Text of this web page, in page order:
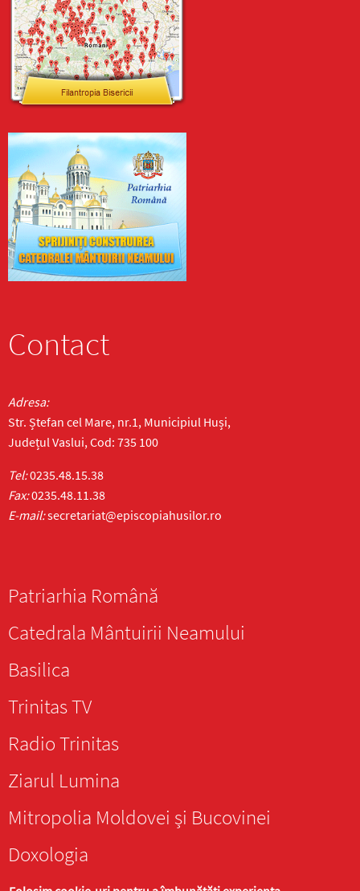
Contact
Adresa:
Str. Ștefan cel Mare, nr.1, Municipiul Huși,
Județul Vaslui, Cod: 735 100
Tel:0235.48.15.38
Fax:0235.48.11.38
E-mail:secretariat@episcopiahusilor.ro
Patriarhia Română
Catedrala Mântuirii Neamului
Basilica
Trinitas TV
Radio Trinitas
Ziarul Lumina
Mitropolia Moldovei și Bucovinei
Doxologia